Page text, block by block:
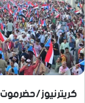
كريترنيوز/حضرموت